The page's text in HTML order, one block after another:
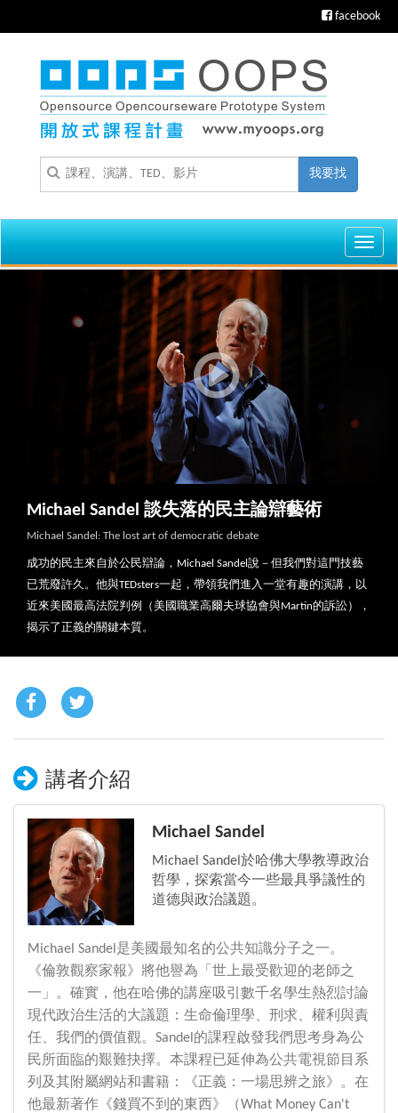
facebook
我要找
Michael Sandel 談失落的民主論辯藝術
Michael Sandel: The lost art of democratic debate
成功的民主來自於公民辯論，Michael Sandel說－但我們對這門技藝
已荒廢許久。他與TEDsters一起，帶領我們進入一堂有趣的演講，以
近來美國最高法院判例（美國職業高爾夫球協會與Martin的訴訟），
揭示了正義的關鍵本質。
講者介紹
Michael Sandel
Michael Sandel於哈佛大學教導政治
哲學，探索當今一些最具爭議性的
道德與政治議題。
Michael Sandel是美國最知名的公共知識分子之一。
《倫敦觀察家報》將他譽為「世上最受歡迎的老師之
一」。確實，他在哈佛的講座吸引數千名學生熱烈討論
現代政治生活的大議題：生命倫理學、刑求、權利與責
任、我們的價值觀。Sandel的課程啟發我們思考身為公
民所面臨的艱難抉擇。本課程已延伸為公共電視節目系
列及其附屬網站和書籍：《正義：一場思辨之旅》。在
他最新著作《錢買不到的東西》（What Money Can't